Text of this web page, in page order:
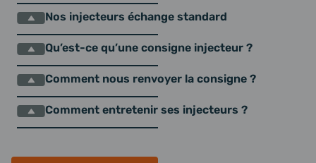
Nos injecteurs échange standard
Qu’est-ce qu’une consigne injecteur ?
Comment nous renvoyer la consigne ?
Comment entretenir ses injecteurs ?